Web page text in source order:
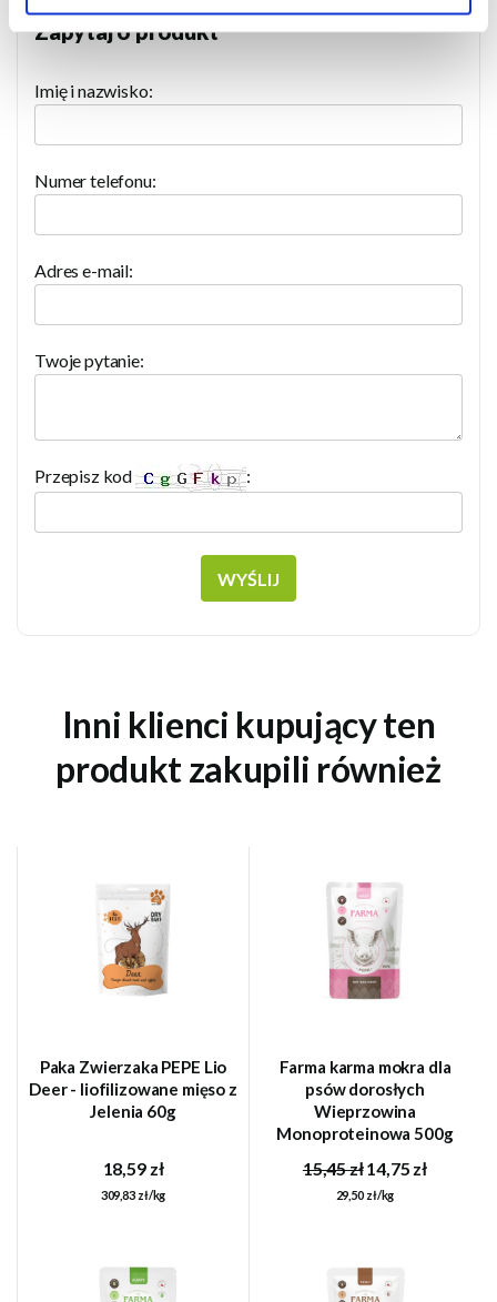
Zapytaj o produkt
Imię i nazwisko:
Numer telefonu:
Adres e-mail:
Twoje pytanie:
Przepisz kod :
WYŚLIJ
Inni klienci kupujący ten
produkt zakupili również
Paka Zwierzaka PEPE Lio
Deer - liofilizowane mięso z
Jelenia 60g
18,59 zł
309,83 zł/kg
Farma karma mokra dla
psów dorosłych
Wieprzowina
Monoproteinowa 500g
15,45 zł14,75 zł
29,50 zł/kg